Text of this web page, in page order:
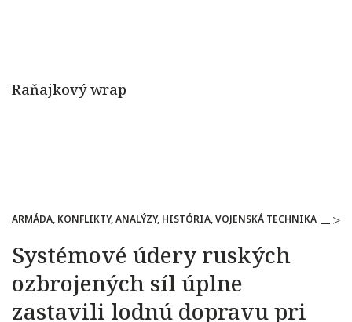
ARMÁDA, KONFLIKTY, ANALÝZY, HISTÓRIA, VOJENSKÁ TECHNIKA